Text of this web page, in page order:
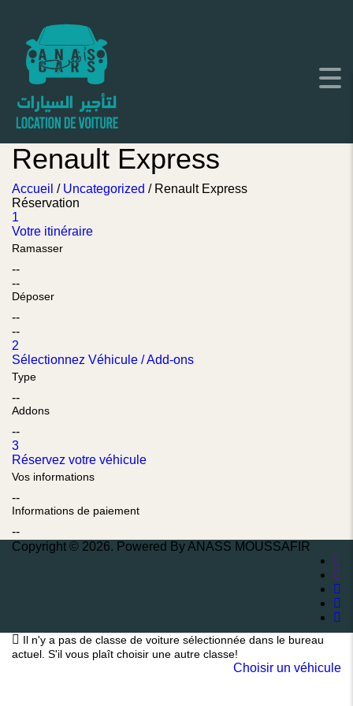
Renault Express
Accueil / Uncategorized / Renault Express
Réservation
1
Votre itinéraire
Ramasser
--
--
Déposer
--
--
2
Sélectionnez Véhicule / Add-ons
Type
--
Addons
--
3
Réservez votre véhicule
Vos informations
--
Informations de paiement
--
Copyright © 2026. Powered By ANASS MOUSSAFIR
Il n'y a pas de classe de voiture sélectionnée dans le bureau
actuel. S'il vous plaît choisir une autre classe!
Choisir un véhicule